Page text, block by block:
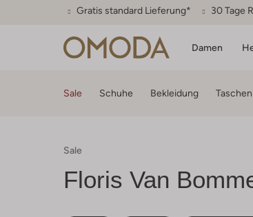
Gratis standard Lieferung* 30 Tage
Damen
Sale Schuhe Bekleidung
Sale
Floris Van